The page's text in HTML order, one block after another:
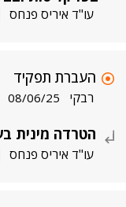
עו"ד איריס פנחס
העברת תפקיד
רבקי 08/06/25
הטרדה מינית
עו"ד איריס פנחס